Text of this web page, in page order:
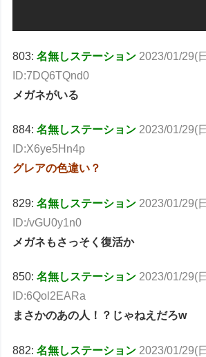
803:名無しステーション 2023/01/29(
ID:7DQ6TQnd0
メガネがいる
884:名無しステーション 2023/01/29(
ID:X6ye5Hn4p
グレアの色違い？
829:名無しステーション 2023/01/29(
ID:/vGU0y1n0
メガネもさっそく復活か
850:名無しステーション 2023/01/29(
ID:6Qol2EARa
まさかのあの人！？じゃねえだろw
882:名無しステーション 2023/01/29(